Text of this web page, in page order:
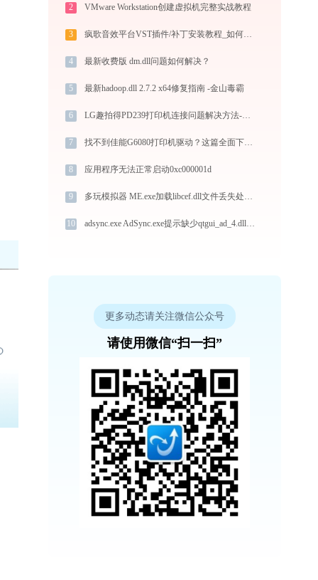
2 VMware Workstation创建虚拟机完整实战教程
3 疯歌音效平台VST插件/补丁安装教程_如何加载插件效果包
4 最新收费版 dm.dll问题如何解决？
5 最新hadoop.dll 2.7.2 x64修复指南 -金山毒霸
6 LG趣拍得PD239打印机连接问题解决方法-金山毒霸
7 找不到佳能G6080打印机驱动？这篇全面下载安装指南帮到你
8 应用程序无法正常启动0xc000001d
9 多玩模拟器 ME.exe加载libcef.dll文件丢失处理办法
10 adsync.exe AdSync.exe提示缺少qtgui_ad_4.dll文件的解决办法
更多动态请关注微信公众号
请使用微信“扫一扫”